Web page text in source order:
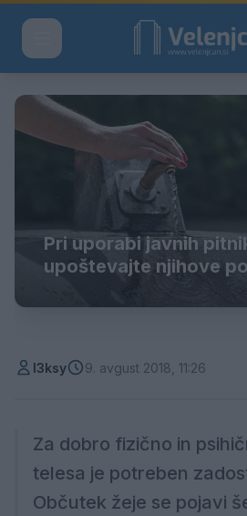
Pri uporabi javnih
upoštevajte njihove
l3ksy 9. avgust 2018, 11:26
Za dobro fizično in
telesa je potreben
Občutek žeje se pojavi